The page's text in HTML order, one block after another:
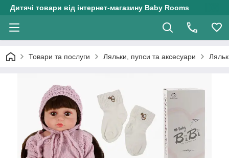
Дитячі товари від інтернет-магазину Baby Rooms
Товари та послуги Ляльки, пупси та аксесуари